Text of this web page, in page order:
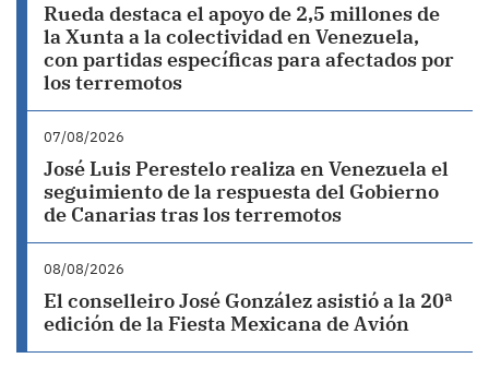
Rueda destaca el apoyo de 2,5 millones de
la Xunta a la colectividad en Venezuela,
con partidas específicas para afectados por
los terremotos
07/08/2026
José Luis Perestelo realiza en Venezuela el
seguimiento de la respuesta del Gobierno
de Canarias tras los terremotos
08/08/2026
El conselleiro José González asistió a la 20ª
edición de la Fiesta Mexicana de Avión